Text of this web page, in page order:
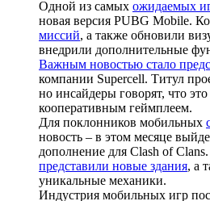
Одной из самых ожидаемых
новая версия PUBG Mobile.
миссий, а также обновили
внедрили дополнительные
Важным новостью стало
компании Supercell. Титул
но инсайдеры говорят, что
кооперативным геймплеем.
Для поклонников мобильных
новость – в этом месяце
дополнение для Clash of
представили новые здания, а
уникальные механики.
Индустрия мобильных игр